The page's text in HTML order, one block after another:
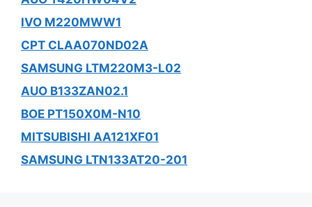
IVO M220MWW1
CPT CLAA070ND02A
SAMSUNG LTM220M3-L02
AUO B133ZAN02.1
BOE PT150X0M-N10
MITSUBISHI AA121XF01
SAMSUNG LTN133AT20-201